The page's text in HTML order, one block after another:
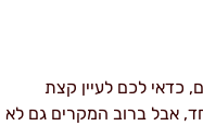
כדאי לכם לעיין קצת
אבל ברוב המקרים גם לא